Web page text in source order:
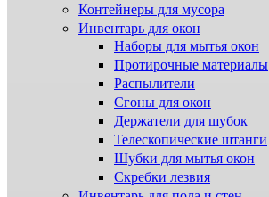
Контейнеры для мусора
Инвентарь для окон
Наборы для мытья окон
Протирочные материалы
Распылители
Сгоны для окон
Держатели для шубок
Телескопические штанги
Шубки для мытья окон
Скребки лезвия